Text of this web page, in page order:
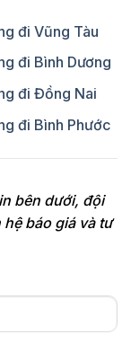
đi Vũng Tàu
đi Bình Dương
đi Đồng Nai
đi Bình Phước
bên dưới, đội
báo giá và tư